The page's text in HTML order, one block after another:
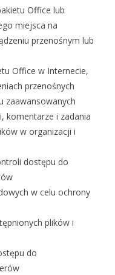
Office lub
miejsca na
przenośnym lub
Office w Internecie,
przenośnych
zaawansowanych
komentarze i zadania
w organizacji i
dostępu do
w celu ochrony
plików i
do